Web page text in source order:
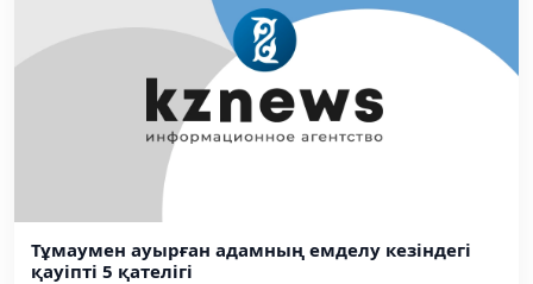
​Тұмаумен ауырған адамның емделу кезіндегі
қауіпті 5 қателігі